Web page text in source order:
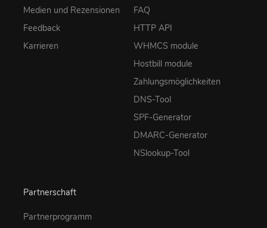
Medien und Rezensionen
Feedback
Karrieren
FAQ
HTTP API
WHMCS module
Hostbill module
Zahlungsmöglichkeiten
DNS-Tool
SPF-Generator
DMARC-Generator
NSlookup-Tool
Partnerschaft
Partnerprogramm